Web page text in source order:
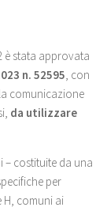
è stata approvata
n. 52595, con
comunicazione
da utilizzare
– costituite da una
per
H, comuni ai